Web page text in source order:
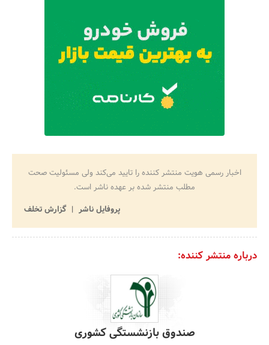
اخبار رسمی هویت منتشر کننده را تایید می‌کند ولی مسئولیت صحت
مطلب منتشر شده بر عهده ناشر است.
پروفایل ناشر
گزارش تخلف
درباره منتشر کننده:
صندوق بازنشستگی کشوری